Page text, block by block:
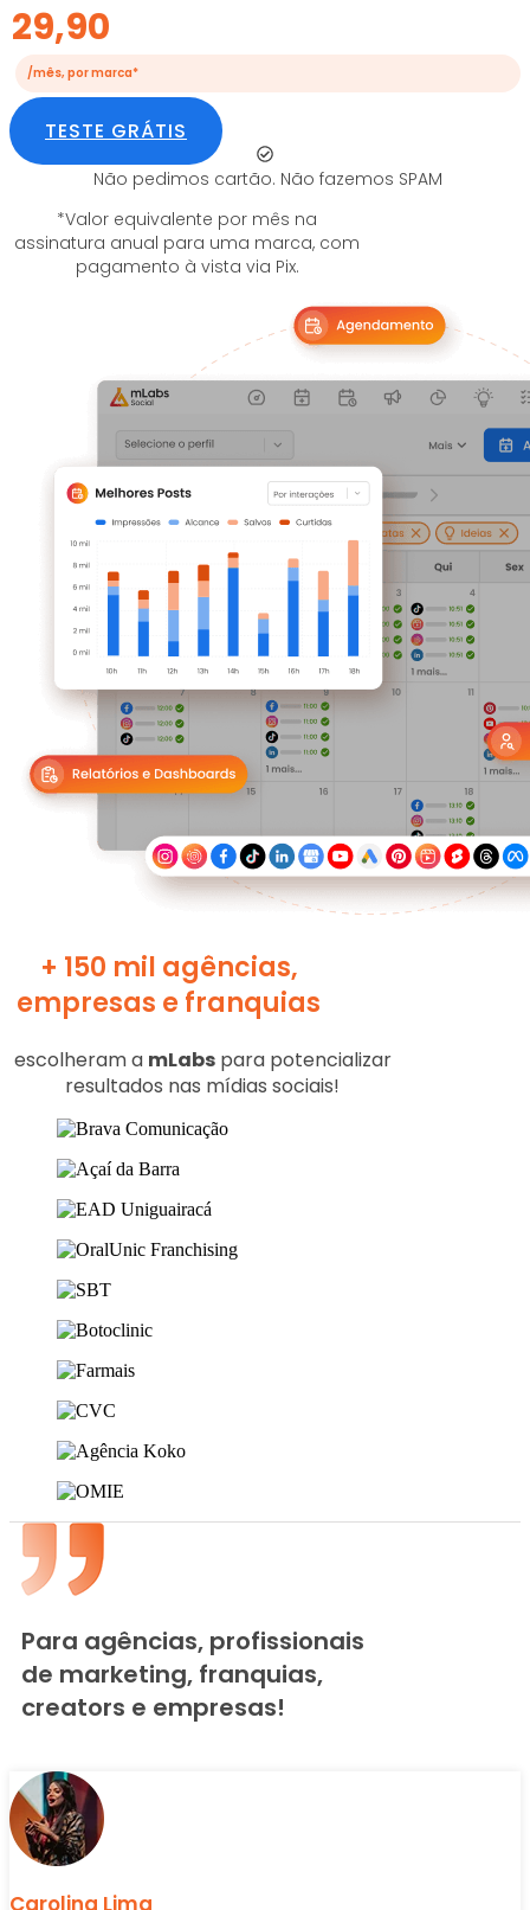
29,90
/mês, por marca*
TESTE GRÁTIS
Não pedimos cartão. Não fazemos SPAM
*Valor equivalente por mês na
assinatura anual para uma marca, com
pagamento à vista via Pix.
+ 150 mil agências,
empresas e franquias
escolheram a mLabspara potencializar
resultados nas mídias sociais​!
Para agências, profissionais
de marketing, franquias,
creators e empresas!
Carolina Lima